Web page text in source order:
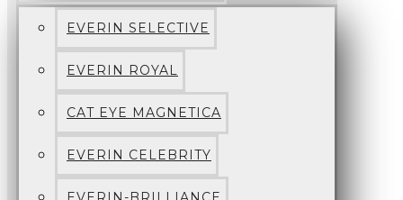
EVERIN SELECTIVE
EVERIN ROYAL
CAT EYE MAGNETICA
EVERIN CELEBRITY